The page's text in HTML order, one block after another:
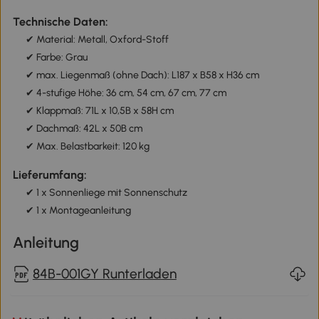
Technische Daten:
✔ Material: Metall, Oxford-Stoff
✔ Farbe: Grau
✔ max. Liegenmaß (ohne Dach): L187 x B58 x H36 cm
✔ 4-stufige Höhe: 36 cm, 54 cm, 67 cm, 77 cm
✔ Klappmaß: 71L x 10,5B x 58H cm
✔ Dachmaß: 42L x 50B cm
✔ Max. Belastbarkeit: 120 kg
Lieferumfang:
✔ 1 x Sonnenliege mit Sonnenschutz
✔ 1 x Montageanleitung
Anleitung
84B-001GY Runterladen